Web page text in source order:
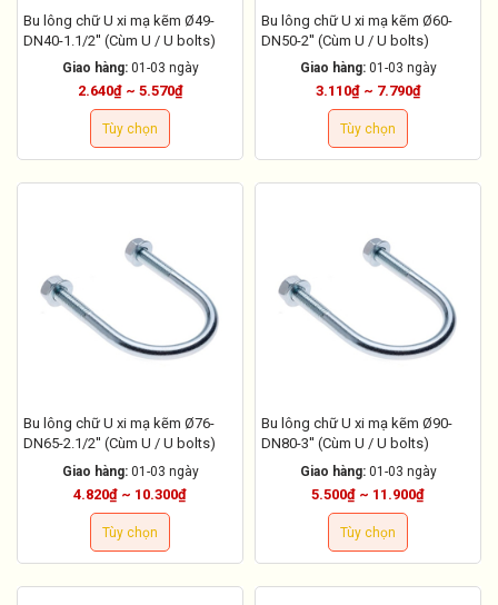
Bu lông chữ U xi mạ kẽm Ø49-
DN40-1.1/2'' (Cùm U / U bolts)
Giao hàng: 01-03 ngày
2.640₫ ~ 5.570₫
Tùy chọn
Bu lông chữ U xi mạ kẽm Ø60-
DN50-2'' (Cùm U / U bolts)
Giao hàng: 01-03 ngày
3.110₫ ~ 7.790₫
Tùy chọn
Bu lông chữ U xi mạ kẽm Ø76-
DN65-2.1/2'' (Cùm U / U bolts)
Giao hàng: 01-03 ngày
4.820₫ ~ 10.300₫
Tùy chọn
Bu lông chữ U xi mạ kẽm Ø90-
DN80-3'' (Cùm U / U bolts)
Giao hàng: 01-03 ngày
5.500₫ ~ 11.900₫
Tùy chọn